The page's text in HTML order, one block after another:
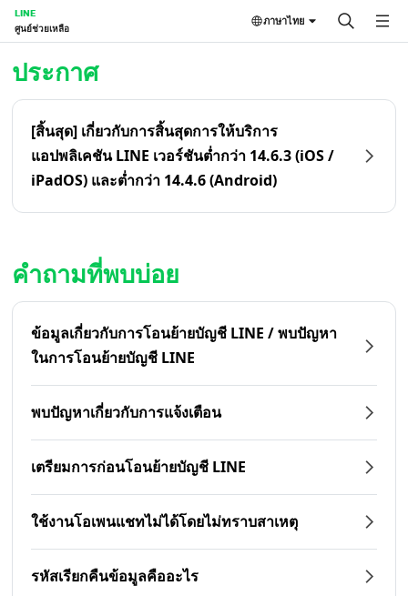
LINE
ศูนย์ช่วยเหลือ
ภาษาไทย
ประกาศ
[สิ้นสุด] เกี่ยวกับการสิ้นสุดการให้บริการ
แอปพลิเคชัน LINE เวอร์ชันต่ำกว่า 14.6.3 (iOS /
iPadOS) และต่ำกว่า 14.4.6 (Android)
คำถามที่พบบ่อย
ข้อมูลเกี่ยวกับการโอนย้ายบัญชี LINE / พบปัญหา
ในการโอนย้ายบัญชี LINE
พบปัญหาเกี่ยวกับการแจ้งเตือน
เตรียมการก่อนโอนย้ายบัญชี LINE
ใช้งานโอเพนแชทไม่ได้โดยไม่ทราบสาเหตุ
รหัสเรียกคืนข้อมูลคืออะไร